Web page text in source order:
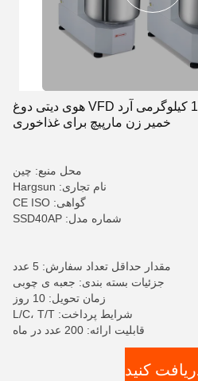
دستگاه خمیر میکسر 16 کیلوگرمی آرد VFD هوی دیتی دوغ
خمیر زن مارپیچ برای غذاخوری
محل منبع: چین
نام تجاری: Hargsun
گواهی: CE ISO
شماره مدل: SSD40AP
مقدار حداقل تعداد سفارش: 5 عدد
جزئیات بسته بندی: جعبه ی چوبی
زمان تحویل: 10 روز
شرایط پرداخت: L/C، T/T
قابلیت ارائه: 200 عدد در ماه
کنید